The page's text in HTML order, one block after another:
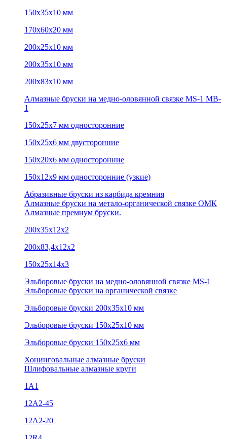
150х35х10 мм
170х60х20 мм
200х25х10 мм
200х35х10 мм
200х83х10 мм
Алмазные бруски на медно-оловянной связке MS-1 MB-
1
150х25х7 мм односторонние
150х25х6 мм двусторонние
150х20х6 мм односторонние
150х12х9 мм односторонние (узкие)
Абразивные бруски из карбида кремния
Алмазные бруски на метало-органической связке ОМК
Алмазные премиум бруски.
200х35х12х2
200х83,4х12х2
150х25х14х3
Эльборовые бруски на медно-оловянной связке MS-1
Эльборовые бруски на органической связке
Эльборовые бруски 200х35х10 мм
Эльборовые бруски 150х25х10 мм
Эльборовые бруски 150х25х6 мм
Хонинговальные алмазные бруски
Шлифовальные алмазные круги
1А1
12A2-45
12А2-20